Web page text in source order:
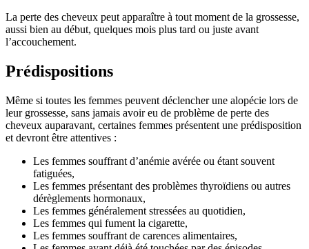
La perte des cheveux peut apparaître à tout moment de la grossesse,
aussi bien au début, quelques mois plus tard ou juste avant
l’accouchement.
Prédispositions
Même si toutes les femmes peuvent déclencher une alopécie lors de
leur grossesse, sans jamais avoir eu de problème de perte des
cheveux auparavant, certaines femmes présentent une prédisposition
et devront être attentives :
Les femmes souffrant d’anémie avérée ou étant souvent
fatiguées,
Les femmes présentant des problèmes thyroïdiens ou autres
dérèglements hormonaux,
Les femmes généralement stressées au quotidien,
Les femmes qui fument la cigarette,
Les femmes souffrant de carences alimentaires,